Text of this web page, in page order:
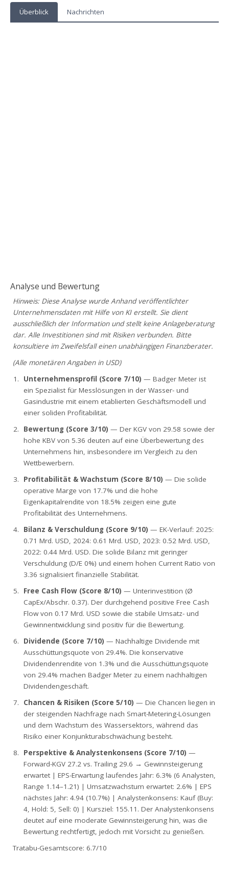
Überblick Nachrichten
Analyse und Bewertung
Hinweis: Diese Analyse wurde Anhand veröffentlichter
Unternehmensdaten mit Hilfe von KI erstellt. Sie dient
ausschließlich der Information und stellt keine Anlageberatung
dar. Alle Investitionen sind mit Risiken verbunden. Bitte
konsultiere im Zweifelsfall einen unabhängigen Finanzberater.
(Alle monetären Angaben in USD)
Unternehmensprofil (Score 7/10) — Badger Meter ist
ein Spezialist für Messlösungen in der Wasser- und
Gasindustrie mit einem etablierten Geschäftsmodell und
einer soliden Profitabilität.
Bewertung (Score 3/10) — Der KGV von 29.58 sowie der
hohe KBV von 5.36 deuten auf eine Überbewertung des
Unternehmens hin, insbesondere im Vergleich zu den
Wettbewerbern.
Profitabilität & Wachstum (Score 8/10) — Die solide
operative Marge von 17.7% und die hohe
Eigenkapitalrendite von 18.5% zeigen eine gute
Profitabilität des Unternehmens.
Bilanz & Verschuldung (Score 9/10) — EK-Verlauf: 2025:
0.71 Mrd. USD, 2024: 0.61 Mrd. USD, 2023: 0.52 Mrd. USD,
2022: 0.44 Mrd. USD. Die solide Bilanz mit geringer
Verschuldung (D/E 0%) und einem hohen Current Ratio von
3.36 signalisiert finanzielle Stabilität.
Free Cash Flow (Score 8/10) — Unterinvestition (Ø
CapEx/Abschr. 0.37). Der durchgehend positive Free Cash
Flow von 0.17 Mrd. USD sowie die stabile Umsatz- und
Gewinnentwicklung sind positiv für die Bewertung.
Dividende (Score 7/10) — Nachhaltige Dividende mit
Ausschüttungsquote von 29.4%. Die konservative
Dividendenrendite von 1.3% und die Ausschüttungsquote
von 29.4% machen Badger Meter zu einem nachhaltigen
Dividendengeschäft.
Chancen & Risiken (Score 5/10) — Die Chancen liegen in
der steigenden Nachfrage nach Smart-Metering-Lösungen
und dem Wachstum des Wassersektors, während das
Risiko einer Konjunkturabschwächung besteht.
Perspektive & Analystenkonsens (Score 7/10) —
Forward-KGV 27.2 vs. Trailing 29.6 → Gewinnsteigerung
erwartet | EPS-Erwartung laufendes Jahr: 6.3% (6 Analysten,
Range 1.14–1.21) | Umsatzwachstum erwartet: 2.6% | EPS
nächstes Jahr: 4.94 (10.7%) | Analystenkonsens: Kauf (Buy:
4, Hold: 5, Sell: 0) | Kursziel: 155.11. Der Analystenkonsens
deutet auf eine moderate Gewinnsteigerung hin, was die
Bewertung rechtfertigt, jedoch mit Vorsicht zu genießen.
Tratabu-Gesamtscore: 6.7/10